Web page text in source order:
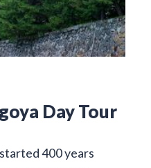
Day Tour
400 years